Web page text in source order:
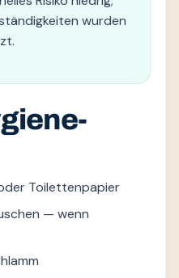
wurden
Toilettenpapier
— wenn